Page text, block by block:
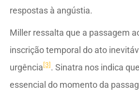
respostas à angústia.
Miller ressalta que a passagem
inscrição temporal do ato
urgência[3]. Sinatra nos indica
essencial do momento da